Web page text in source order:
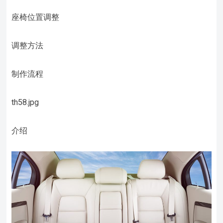
座椅位置调整
调整方法
制作流程
th58.jpg
介绍